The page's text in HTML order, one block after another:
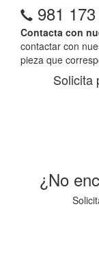
981
Contacta con
contactar con
pieza que
Solicita
¿No